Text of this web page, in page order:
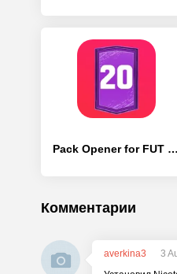
Pack Opener for FUT 20 by SMOQ
Комментарии
averkina3
3